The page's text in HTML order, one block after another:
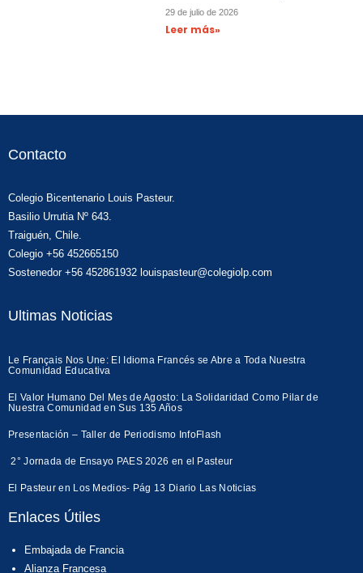
29 de julio de 2026
Leer más»
Contacto
Colegio Bicentenario Louis Pasteur.
Basilio Urrutia Nº 643.
Traiguén, Chile.
Colegio +56 452665150
Sostenedor +56 452861932 louispasteur@colegiolp.com
Ultimas Noticias
Le Français Nos Une: El Idioma Francés se Abre a Toda Nuestra
Comunidad Educativa
El Valor Humano Del Mes de Agosto: La Solidaridad Como Pilar de
Nuestra Comunidad en Sus 135 Años
Presentación – Taller de Periodismo InfoFlash
2° Jornada de Ensayo PAES 2026 en el Pasteur
El Pasteur en Los Medios- Pág 13 Diario Las Noticias
Enlaces Útiles
Embajada de Francia
Alianza Francesa